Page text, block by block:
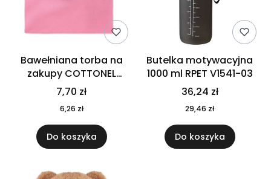
Bawełniana torba na
zakupy COTTONEL
COLOUR++ MO9846-11
7,70 zł
6,26 zł
Do koszyka
Butelka motywacyjna
1000 ml RPET V1541-03
36,24 zł
29,46 zł
Do koszyka